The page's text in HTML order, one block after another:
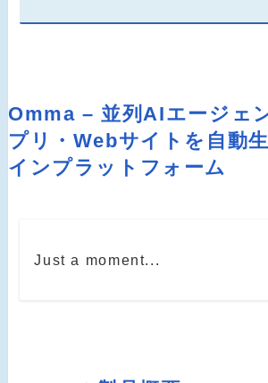
Omma – 並列AIエージェ
プリ・Webサイトを自動
インプラットフォーム
Just a moment...